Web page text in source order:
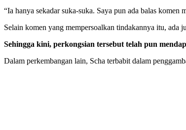
“Ia hanya sekadar suka-suka. Saya pun ada balas
Selain komen yang mempersoalkan tindakannya itu, ada
Sehingga kini, perkongsian tersebut telah pun
Dalam perkembangan lain, Scha terbabit dalam